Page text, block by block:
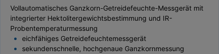
Vollautomatisches Ganzkorn-Getreidefeuchte-Messgerät mit
integrierter Hektolitergewichtsbestimmung und IR-
Probentemperaturmessung
eichfähiges Getreidefeuchtemessgerät
sekundenschnelle, hochgenaue Ganzkornmessung